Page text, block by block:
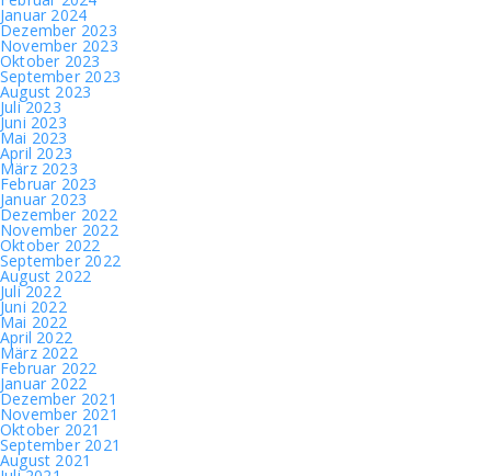
Januar 2024
Dezember 2023
November 2023
Oktober 2023
September 2023
August 2023
Juli 2023
Juni 2023
Mai 2023
April 2023
März 2023
Februar 2023
Januar 2023
Dezember 2022
November 2022
Oktober 2022
September 2022
August 2022
Juli 2022
Juni 2022
Mai 2022
April 2022
März 2022
Februar 2022
Januar 2022
Dezember 2021
November 2021
Oktober 2021
September 2021
August 2021